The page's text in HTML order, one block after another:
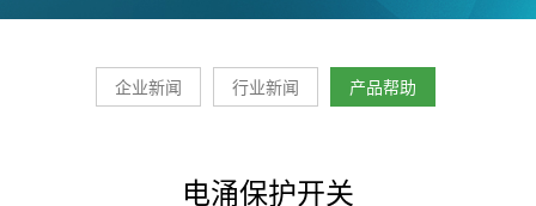
企业新闻 行业新闻 产品帮助
电涌保护开关